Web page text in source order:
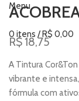
Menu
0 itens /R$ 0,00
R$18,75
A Tintura
vibrante e
fórmula com